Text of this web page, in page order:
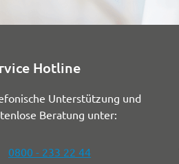
Hotline
Unterstützung und
Beratung unter:
0800 - 233 22 44